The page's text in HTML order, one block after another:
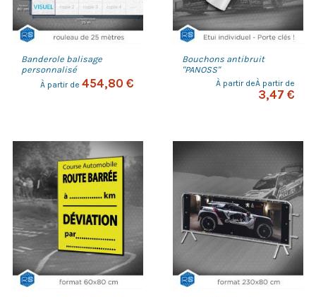
Banderole balisage
personnalisé
À partir de 454,80 €
Bouchons antibruit
"PANOSS"
À partir deÀ partir de
3,47 €